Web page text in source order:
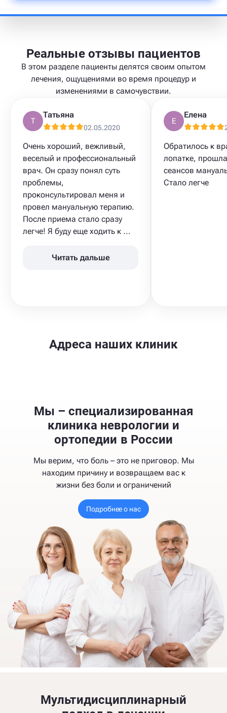
Реальные отзывы пациентов
В этом разделе пациенты делятся своим опытом
лечения, ощущениями во время процедур и
изменениями в самочувствии.
Т
Татьяна
02.05.2020
Очень хороший, вежливый,
веселый и профессиональный
врач. Он сразу понял суть
проблемы,
проконсультировал меня и
провел мануальную терапию.
После приема стало сразу
легче! Я буду еще ходить к ...
Читать дальше
Е
Елена
Обратилось к
лопатке,
сеансов
Стало легче
Адреса наших клиник
Мы – специализированная
клиника неврологии и
ортопедии в России
Мы верим, что боль – это не приговор. Мы
находим причину и возвращаем вас к
жизни без боли и ограничений
Подробнее о нас
Мультидисциплинарный